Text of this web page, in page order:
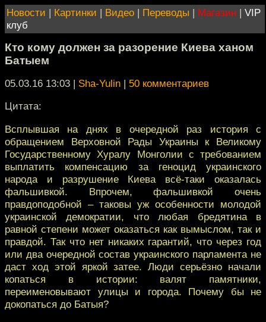
Новости | Картинки | Видео | Переводы | Магазин | VIP
клуб
Кто кому должен за разорение Киева ханом
Батыем
05.03.16 13:03 | Sha-Yulin | 50 комментариев
Цитата:
Всплывшая на днях в очередной раз история с
обращением Верховной Рады Украины к Великому
Государственному Хуралу Монголии с требованием
выплатить компенсацию за геноцид украинского
народа и разрушение Киева всё-таки оказалась
фальшивкой. Впрочем, фальшивкой очень
правдоподобной – таковы уж особенности молодой
украинской демократии, что любая бредятина в
равной степени может оказаться как вымыслом, так и
правдой. Так что нет никаких гарантий, что через год
или два очередной состав украинского парламента не
даст ход этой яркой затее. Люди серьёзно начали
копаться в истории: валят памятники,
переименовывают улицы и города. Почему бы не
докопаться до Батыя?